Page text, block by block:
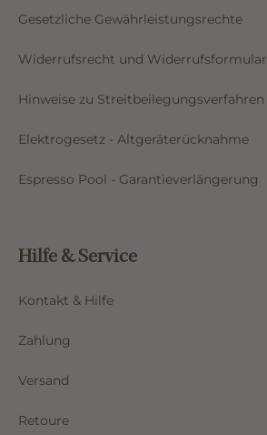
Gesetzliche Gewährleistungsrechte
Widerrufsrecht und Widerrufsformular
Hinweise zu Streitbeilegungsverfahren
Elektrogesetz - Altgeräterücknahme
Espresso Pool - Garantieverlängerung
Hilfe & Service
Kontakt & Hilfe
Zahlung
Versand
Retoure